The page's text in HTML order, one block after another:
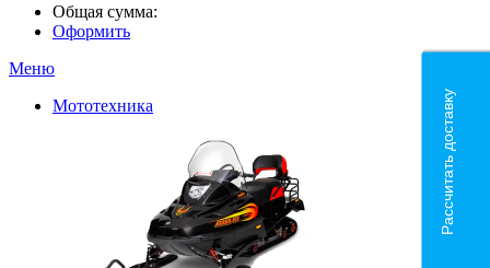
Общая сумма:
Оформить
Меню
Мототехника
Рассчитать доставку